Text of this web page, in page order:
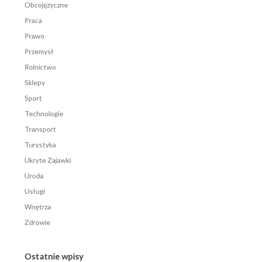
Obcojęzyczne
Praca
Prawo
Przemysł
Rolnictwo
Sklepy
Sport
Technologie
Transport
Turystyka
Ukryte Zajawki
Uroda
Usługi
Wnętrza
Zdrowie
Ostatnie wpisy